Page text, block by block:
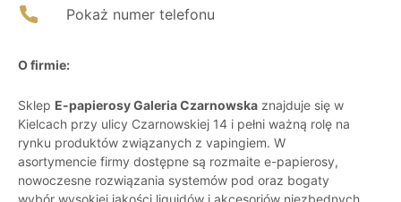
Pokaż numer telefonu
O firmie:
Sklep E-papierosy Galeria Czarnowska znajduje się w
Kielcach przy ulicy Czarnowskiej 14 i pełni ważną rolę na
rynku produktów związanych z vapingiem. W
asortymencie firmy dostępne są rozmaite e-papierosy,
nowoczesne rozwiązania systemów pod oraz bogaty
wybór wysokiej jakości liquidów i akcesoriów niezbędnych